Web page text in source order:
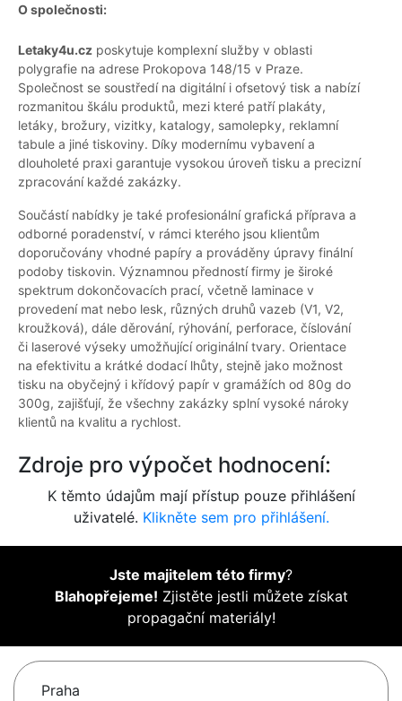
O společnosti:
Letaky4u.cz poskytuje komplexní služby v oblasti
polygrafie na adrese Prokopova 148/15 v Praze.
Společnost se soustředí na digitální i ofsetový tisk a nabízí
rozmanitou škálu produktů, mezi které patří plakáty,
letáky, brožury, vizitky, katalogy, samolepky, reklamní
tabule a jiné tiskoviny. Díky modernímu vybavení a
dlouholeté praxi garantuje vysokou úroveň tisku a precizní
zpracování každé zakázky.
Součástí nabídky je také profesionální grafická příprava a
odborné poradenství, v rámci kterého jsou klientům
doporučovány vhodné papíry a prováděny úpravy finální
podoby tiskovin. Významnou předností firmy je široké
spektrum dokončovacích prací, včetně laminace v
provedení mat nebo lesk, různých druhů vazeb (V1, V2,
kroužková), dále děrování, rýhování, perforace, číslování
či laserové výseky umožňující originální tvary. Orientace
na efektivitu a krátké dodací lhůty, stejně jako možnost
tisku na obyčejný i křídový papír v gramážích od 80g do
300g, zajišťují, že všechny zakázky splní vysoké nároky
klientů na kvalitu a rychlost.
Zdroje pro výpočet hodnocení:
K těmto údajům mají přístup pouze přihlášení
uživatelé. Klikněte sem pro přihlášení.
Jste majitelem této firmy?
Blahopřejeme! Zjistěte jestli můžete získat
propagační materiály!
Praha